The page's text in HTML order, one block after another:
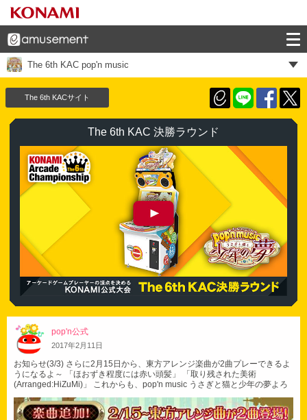
The 6th KAC pop'n music
The 6th KACサイト
The 6th KAC 決勝ラウンド
pop'n公式
2017年2月 11 日
お知らせ(3/3) さらに2月15日から、東方アレンジ楽曲が2曲プレーできるよ
うになるよ～ 「ほおずき程度には赤い頭髪」 「取り残された美術
(Arranged:HiZuMi)」 これからも、pop'n music うさぎと猫と少年の夢よろ